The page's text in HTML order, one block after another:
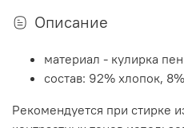
Описание
материал - кулирка
состав: 92% хлопок,
Рекомендуется при стирке